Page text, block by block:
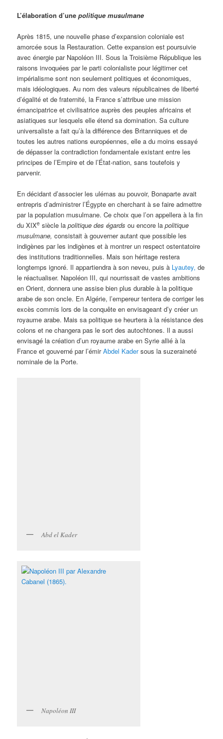
L’élaboration d’unepolitique musulmane
Après 1815, une nouvelle phase d’expansion coloniale est
amorcée sous la Restauration. Cette expansion est poursuivie
avec énergie par Napoléon III. Sous la Troisième République les
raisons invoquées par le parti colonialiste pour légitimer cet
impérialisme sont non seulement politiques et économiques,
mais idéologiques. Au nom des valeurs républicaines de liberté
d’égalité et de fraternité, la France s’attribue une mission
émancipatrice et civilisatrice auprès des peuples africains et
asiatiques sur lesquels elle étend sa domination. Sa culture
universaliste a fait qu’à la différence des Britanniques et de
toutes les autres nations européennes, elle a du moins essayé
de dépasser la contradiction fondamentale existant entre les
principes de l’Empire et de l’État-nation, sans toutefois y
parvenir.
En décidant d’associer les ulémas au pouvoir, Bonaparte avait
entrepris d’administrer l’Égypte en cherchant à se faire admettre
par la population musulmane. Ce choix que l’on appellera à la fin
du XIXe siècle lapolitique des égards ou encore lapolitique
musulmane, consistait à gouverner autant que possible les
indigènes par les indigènes et à montrer un respect ostentatoire
des institutions traditionnelles. Mais son héritage restera
longtemps ignoré. Il appartiendra à son neveu, puis à Lyautey,de
le réactualiser. Napoléon III, qui nourrissait de vastes ambitions
en Orient, donnera une assise bien plus durable à la politique
arabe de son oncle. En Algérie, l’empereur tentera de corriger les
excès commis lors de la conquête en envisageant d’y créer un
royaume arabe. Mais sa politique se heurtera à la résistance des
colons et ne changera pas le sort des autochtones. Il a aussi
envisagé la création d’un royaume arabe en Syrie allié à la
France et gouverné par l’émirAbdel Kadersous la suzeraineté
nominale de la Porte.
Abd el Kader
Napoléon III